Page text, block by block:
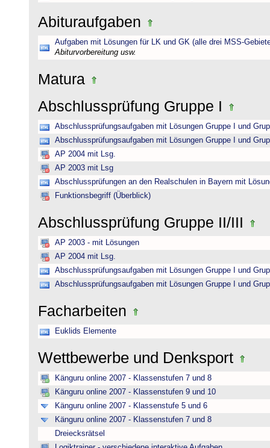
Abituraufgaben
Aufgaben mit Lösungen für LK und GK (alle drei MSS-
Abiturvorbereitung usw.
Matura
Abschlussprüfung Gruppe I
Abschlussprüfungsaufgaben mit Lösungen Gruppe I und
Abschlussprüfungsaufgaben mit Lösungen Gruppe I und
AP 2004 mit Lsg.
AP 2003 mit Lsg
Abschlussprüfungen an den Realschulen in Bayern mit
Funktionsbegriff (Überblick)
Abschlussprüfung Gruppe II/III
AP 2003 - mit Lösungen
AP 2004 mit Lsg.
Abschlussprüfungsaufgaben mit Lösungen Gruppe I und
Abschlussprüfungsaufgaben mit Lösungen Gruppe I und
Facharbeiten
Euklids Elemente
Wettbewerbe und Denksport
Känguru online 2007 - Klassenstufen 7 und 8
Känguru online 2007 - Klassenstufen 9 und 10
Känguru online 2007 - Klassenstufe 5 und 6
Känguru online 2007 - Klassenstufen 7 und 8
Dreiecksrätsel